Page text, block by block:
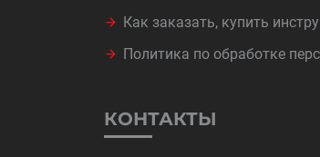
Как заказать, купить
Политика по обработке
КОНТАКТЫ